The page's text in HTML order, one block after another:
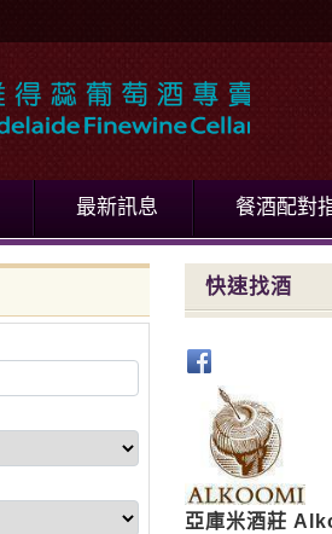
最新訊息 餐酒配對
快速找酒
亞庫米酒莊